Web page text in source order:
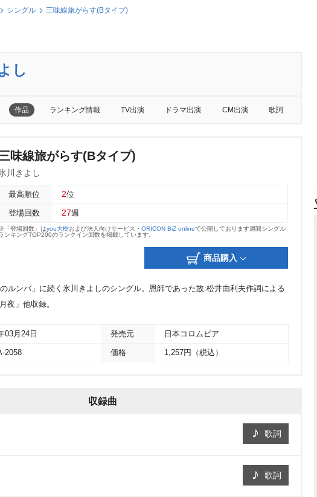
シングル 三味線旅がらす(Bタイプ)
し
作品 ランキング情報 TV出演 ドラマ出演 CM出演 歌詞
味線旅がらす(Bタイプ)
川きよし
最高順位 2位
登場回数 27週
「登場回数」はyou大樹および法人向けサービス・ ORICON BiZ onlineで公開しております週間シングル
ンキングTOP200のランクイン回数を掲載しています。
商品購入
ルンバ」に続く氷川きよしのシングル。恩師であった故:松井由利夫作詞による
夜」他収録。
03月24日 発売元 日本コロムビア
2058 価格 1,257円（税込）
収録曲
歌詞
歌詞